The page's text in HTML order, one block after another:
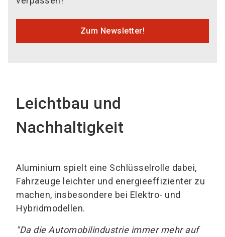
Zum Newsletter!
Leichtbau und
Nachhaltigkeit
Aluminium spielt eine Schlüsselrolle dabei,
Fahrzeuge leichter und energieeffizienter zu
machen, insbesondere bei Elektro- und
Hybridmodellen.
"Da die Automobilindustrie immer mehr auf